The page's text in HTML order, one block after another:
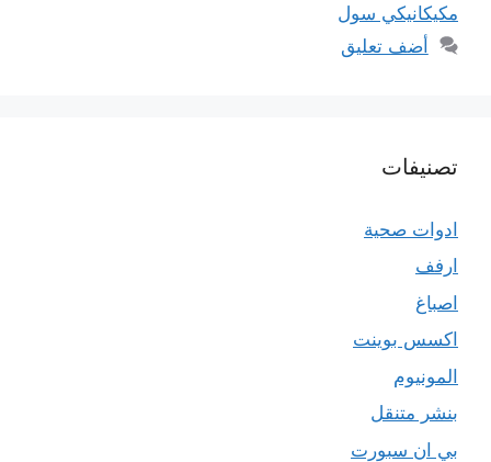
مكيكانيكي سول
أضف تعليق
تصنيفات
ادوات صحية
ارفف
اصباغ
اكسس بوينت
المونيوم
بنشر متنقل
بي ان سبورت